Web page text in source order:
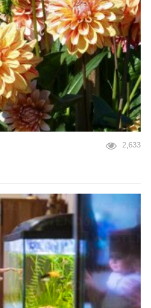
2,633